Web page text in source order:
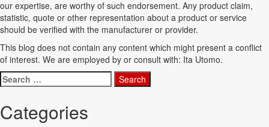
our expertise, are worthy of such endorsement. Any product claim,
statistic, quote or other representation about a product or service
should be verified with the manufacturer or provider.
This blog does not contain any content which might present a conflict
of interest. We are employed by or consult with: Ita Utomo.
Search
for:
Categories